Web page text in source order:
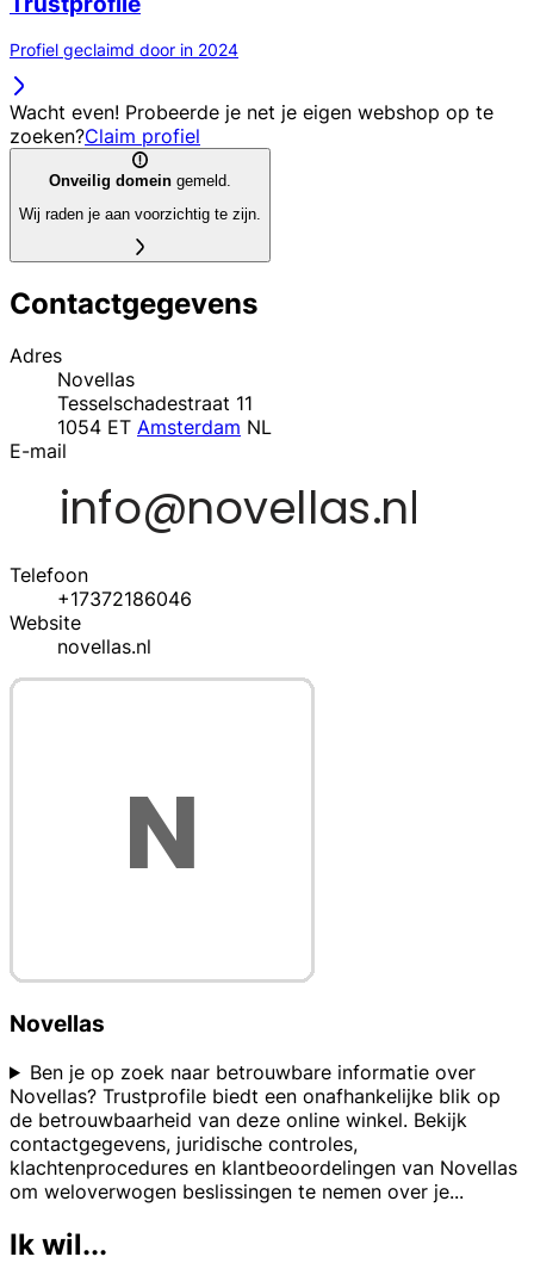
Profiel geclaimd door in 2024
Wacht even! Probeerde je net je eigen webshop op te
zoeken?Claim profiel
Onveilig domein gemeld.
Wij raden je aan voorzichtig te zijn.
Contactgegevens
Adres
Novellas
Tesselschadestraat 11
1054 ET Amsterdam NL
E-mail
Telefoon
+17372186046
Website
novellas.nl
Novellas
Ben je op zoek naar betrouwbare informatie over
Novellas? Trustprofile biedt een onafhankelijke blik op
de betrouwbaarheid van deze online winkel. Bekijk
contactgegevens, juridische controles,
klachtenprocedures en klantbeoordelingen van Novellas
om weloverwogen beslissingen te nemen over je...
Ik wil...